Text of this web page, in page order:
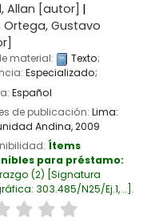
Allan [autor]
Ortega, Gustavo
material: Texto;
Especializado;
Español
de publicación: Lima:
Andina,2009
Ítems
para préstamo:
(2) Signatura
303.485/N25/Ej.1, .. .